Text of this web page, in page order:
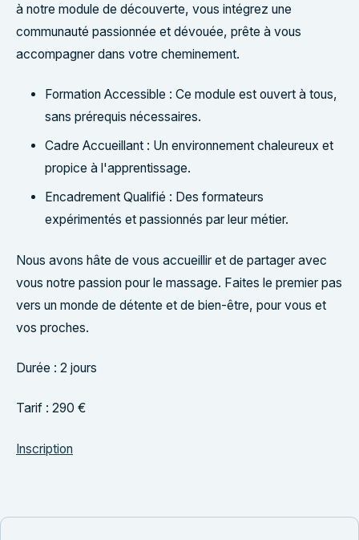
à notre module de découverte, vous intégrez une
communauté passionnée et dévouée, prête à vous
accompagner dans votre cheminement.
Formation Accessible : Ce module est ouvert à tous,
sans prérequis nécessaires.
Cadre Accueillant : Un environnement chaleureux et
propice à l'apprentissage.
Encadrement Qualifié : Des formateurs
expérimentés et passionnés par leur métier.
Nous avons hâte de vous accueillir et de partager avec
vous notre passion pour le massage. Faites le premier pas
vers un monde de détente et de bien-être, pour vous et
vos proches.
Durée : 2 jours
Tarif : 290 €
Inscription